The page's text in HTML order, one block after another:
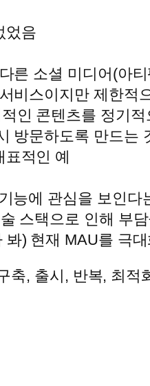
었음
른 소셜 미디어(아
비스이지만 제한적
인 콘텐츠를 정기
방문하도록 만드
표적인 예
능에 관심을 보인다
스택으로 인해 부
) 현재 MAU를 극
축, 출시, 반복, 최